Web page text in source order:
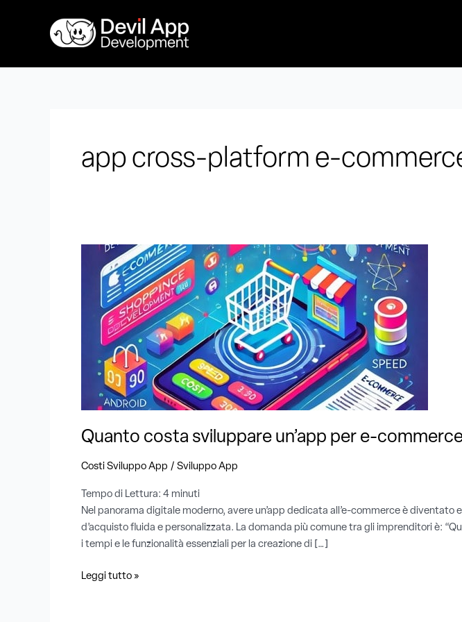
app cross-platform e-
Quanto costa sviluppare un’app per e-
Costi Sviluppo App / Sviluppo App
Tempo di Lettura: 4 minuti
Nel panorama digitale moderno, avere un’app dedicata all’e-commerce è
d’acquisto fluida e personalizzata. La domanda più comune tra gli imprenditori è:
i tempi e le funzionalità essenziali per la creazione di […]
Quanto
costa
sviluppare
un’app
commerce?
tempi
essenziali
Leggi tutto »